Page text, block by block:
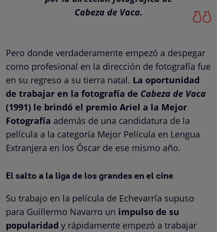
Cabeza de Vaca.
Pero donde verdaderamente empezó a despegar
como profesional en la dirección de fotografía fue
en su regreso a su tierra natal. La oportunidad
de trabajar en la fotografía de Cabeza de Vaca
(1991) le brindó el premio Ariel a la Mejor
Fotografía además de una candidatura de la
película a la categoría Mejor Película en Lengua
Extranjera en los Óscar de ese mismo año.
El salto a la liga de los grandes en el cine
Su trabajo en la película de Echevarría supuso
para Guillermo Navarro un impulso de su
popularidad y rápidamente empezó a trabajar